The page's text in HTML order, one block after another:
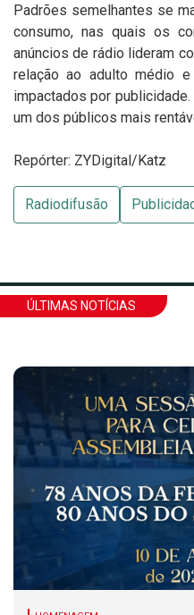
Padrões semelhantes se
consumo, nas quais os
anúncios de rádio lideram
relação ao adulto médio
impactados por
um dos públicos mais
Repórter: ZYDigital/Katz
Radiodifusão
ÚLTIMAS NOTÍCIAS